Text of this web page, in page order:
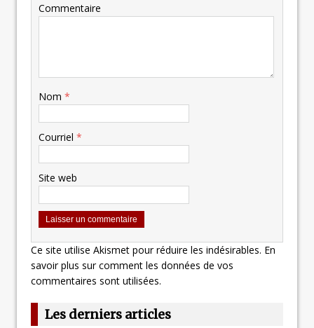
Commentaire
Nom *
Courriel *
Site web
Ce site utilise Akismet pour réduire les indésirables. En
savoir plus sur comment les données de vos
commentaires sont utilisées.
Les derniers articles